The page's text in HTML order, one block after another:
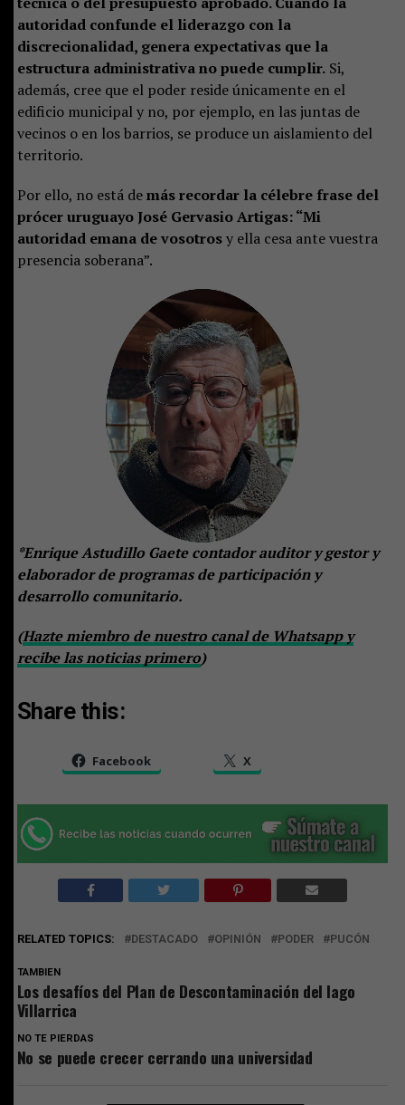
autoridad confunde el liderazgo con la
discrecionalidad, genera expectativas que la
estructura administrativa no puede cumplir.Si,
además, cree que el poder reside únicamente en el
edificio municipal y no, por ejemplo, en las juntas de
vecinos o en los barrios, se produce un aislamiento del
territorio.
Por ello, no está demás recordar la célebre frase del
prócer uruguayo José Gervasio Artigas: “Mi
autoridad emana de vosotrosy ella cesa ante vuestra
presencia soberana”.
*Enrique Astudillo Gaete contador auditor y gestor y
elaborador de programas de participación y
desarrollo comunitario.
(Hazte miembro de nuestro canal de Whatsapp y
recibe las noticias primero)
Share this:
Facebook X
RELATED TOPICS: DESTACADO OPINIÓN PODER PUCÓN
TAMBIEN
Los desafíos del Plan de Descontaminación del lago
Villarrica
NO TE PIERDAS
No se puede crecer cerrando una universidad